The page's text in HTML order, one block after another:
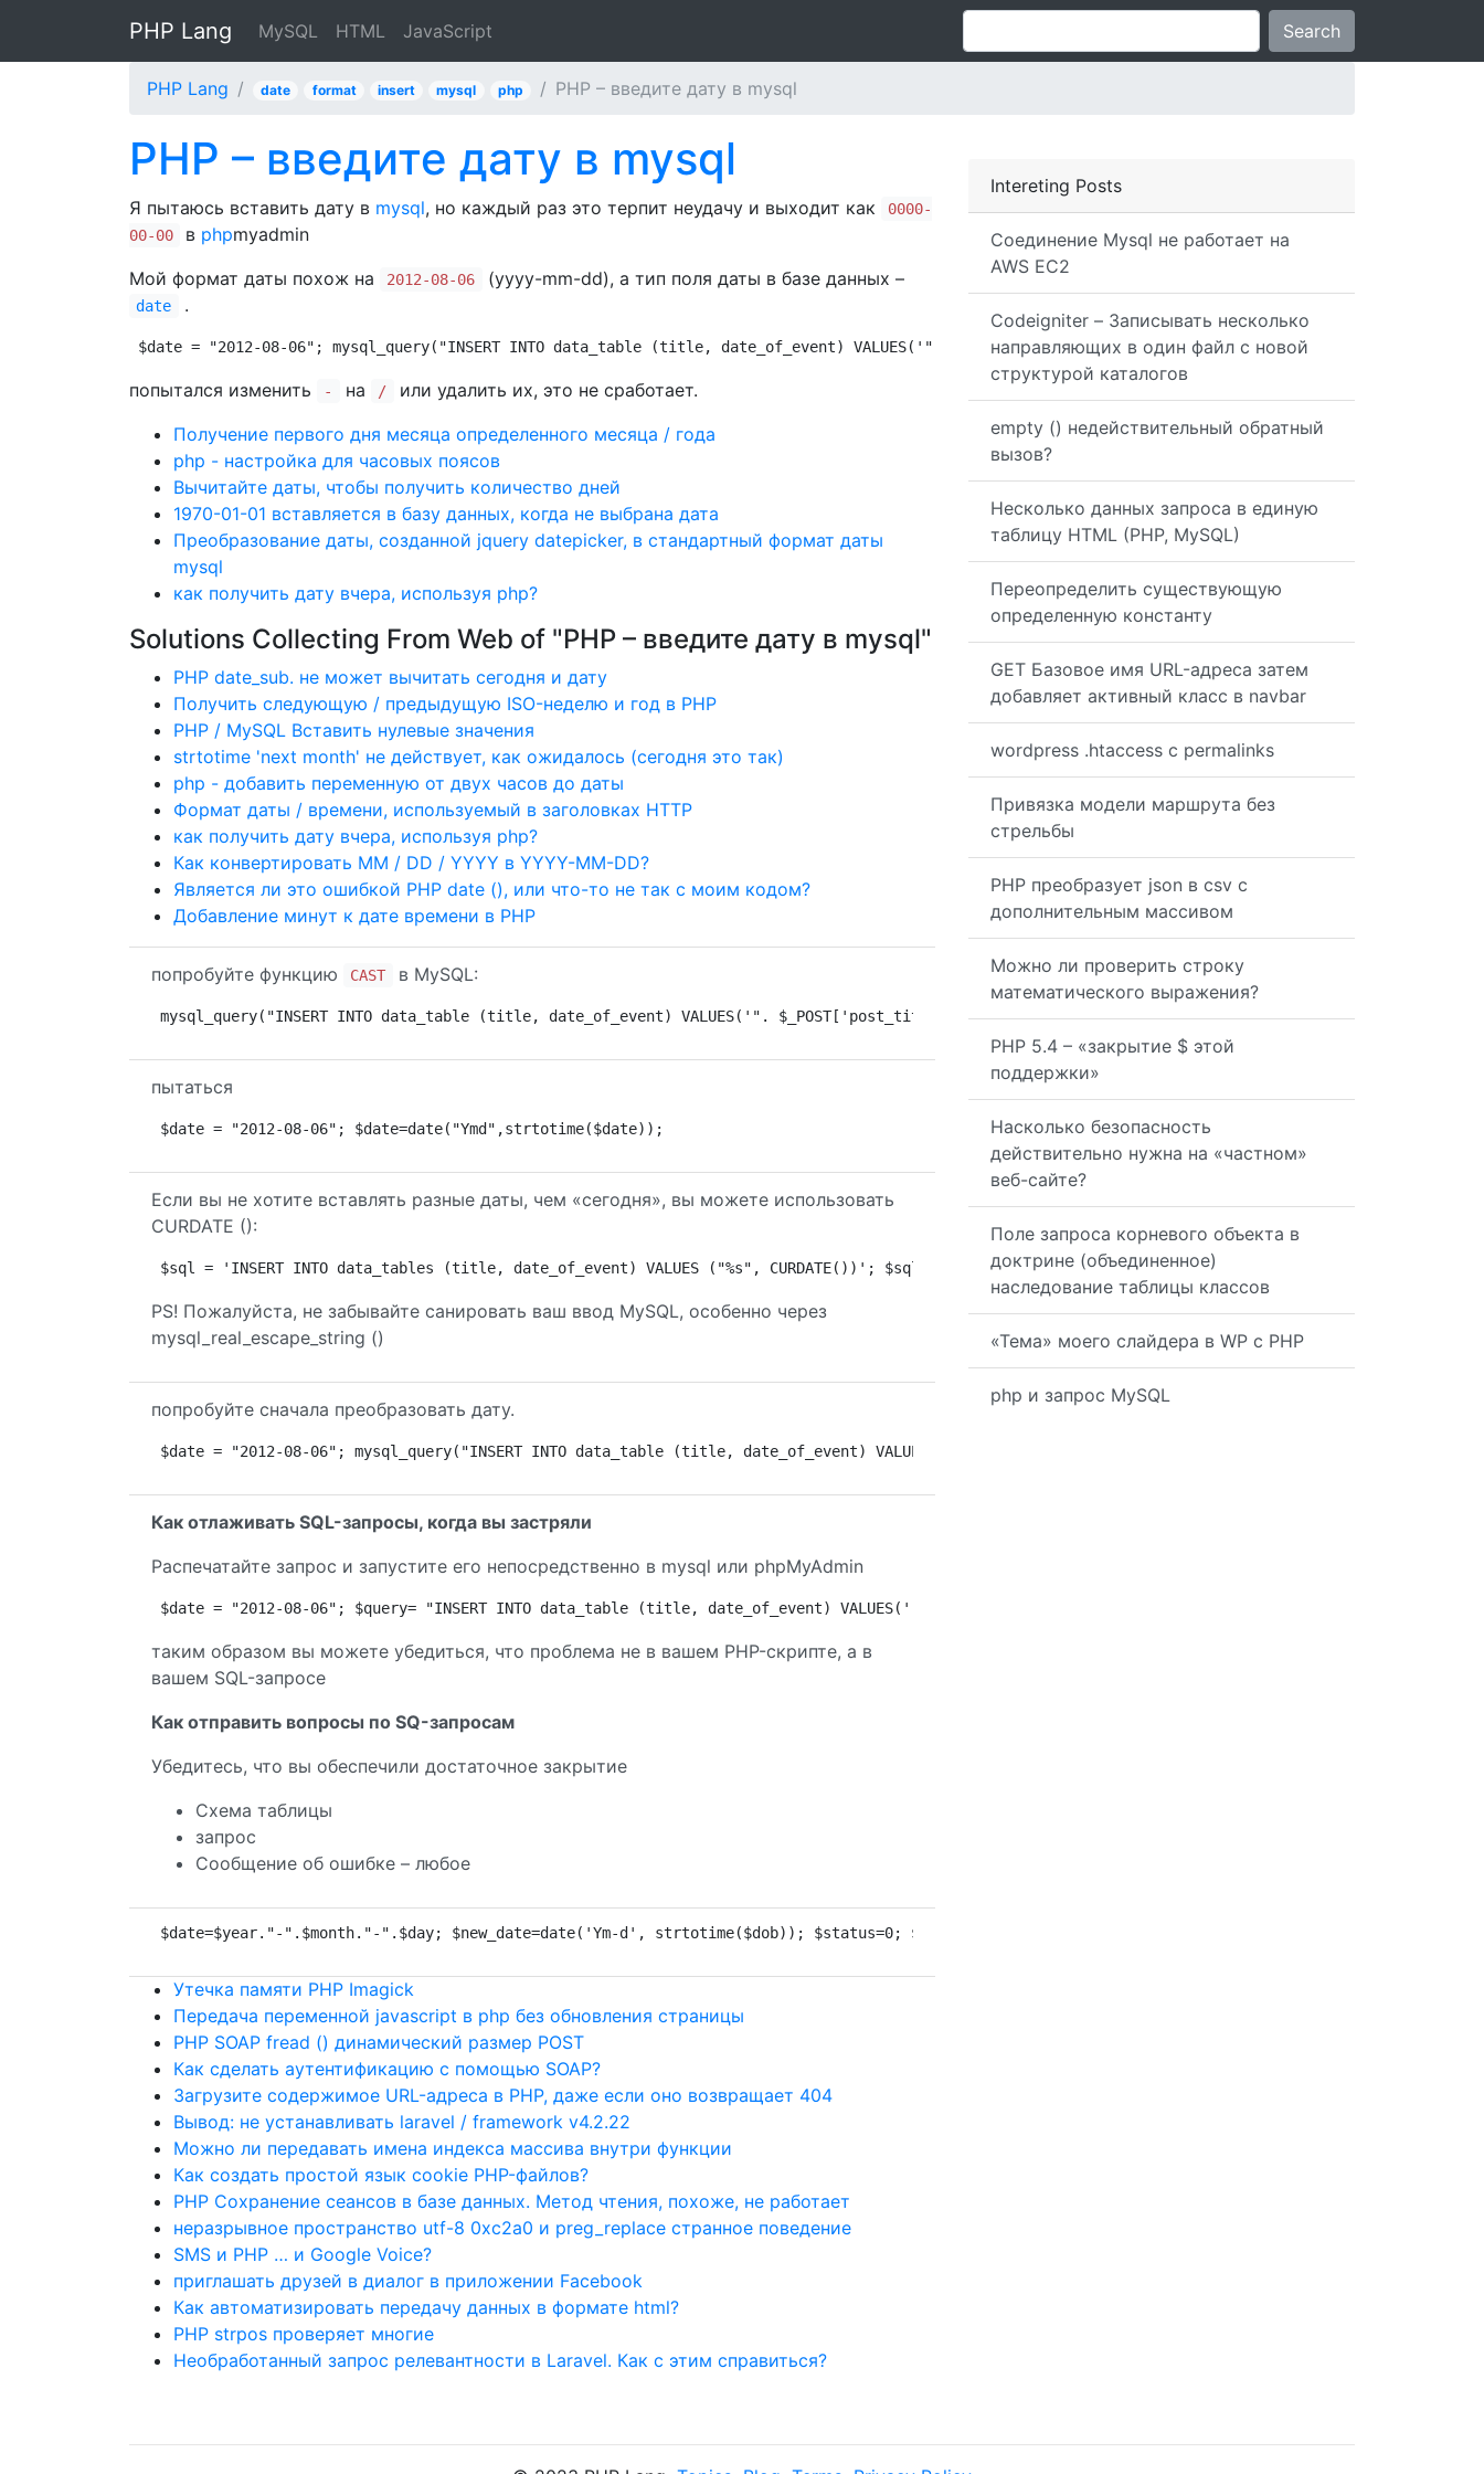
PHP Lang MySQL HTML JavaScript Search
PHP Lang date format insert mysql php PHP – введите дату в mysql
Intereting Posts
Соединение Mysql не работает на
AWS EC2
Codeigniter – Записывать несколько
направляющих в один файл с новой
структурой каталогов
empty () недействительный обратный
вызов?
Несколько данных запроса в единую
таблицу HTML (PHP, MySQL)
Переопределить существующую
определенную константу
GET Базовое имя URL-адреса затем
добавляет активный класс в navbar
wordpress .htaccess с permalinks
Привязка модели маршрута без
стрельбы
PHP преобразует json в csv с
дополнительным массивом
Можно ли проверить строку
математического выражения?
PHP 5.4 – «закрытие $ этой
поддержки»
Насколько безопасность
действительно нужна на «частном»
веб-сайте?
Поле запроса корневого объекта в
доктрине (объединенное)
наследование таблицы классов
«Тема» моего слайдера в WP с PHP
php и запрос MySQL
PHP – введите дату в mysql
Я пытаюсь вставить дату в mysql, но каждый раз это терпит неудачу и выходит как
0000-
00-00
в phpmyadmin
Мой формат даты похож на
2012-08-06 (yyyy-mm-dd), а тип поля даты в базе данных –
date .
$date = "2012-08-06"; mysql_query("INSERT INTO data_table (title, date_of_event) VALUES('". $_POST['post_title'] ."', '". $date ."')") or
попытался изменить - на /
или удалить их, это не сработает.
Получение первого дня месяца определенного месяца / года
php - настройка для часовых поясов
Вычитайте даты, чтобы получить количество дней
1970-01-01 вставляется в базу данных, когда не выбрана дата
Преобразование даты, созданной jquery datepicker, в стандартный формат даты
mysql
как получить дату вчера, используя php?
Solutions Collecting From Web of "PHP – введите дату в mysql"
PHP date_sub. не может вычитать сегодня и дату
Получить следующую / предыдущую ISO-неделю и год в PHP
PHP / MySQL Вставить нулевые значения
strtotime 'next month' не действует, как ожидалось (сегодня это так)
php - добавить переменную от двух часов до даты
Формат даты / времени, используемый в заголовках HTTP
как получить дату вчера, используя php?
Как конвертировать MM / DD / YYYY в YYYY-MM-DD?
Является ли это ошибкой PHP date (), или что-то не так с моим кодом?
Добавление минут к дате времени в PHP
попробуйте функцию CAST в MySQL:
mysql_query("INSERT INTO data_table (title, date_of_event) VALUES('". $_POST['post_title'] ."', CAST('". $date ."' AS DATE))") or die(mysql_error());
пытаться
$date = "2012-08-06"; $date=date("Ymd",strtotime($date));
Если вы не хотите вставлять разные даты, чем «сегодня», вы можете использовать
CURDATE ():
$sql = 'INSERT INTO data_tables (title, date_of_event) VALUES ("%s", CURDATE())'; $sql = sprintf ($sql, $_POST['post_title']);
PS! Пожалуйста, не забывайте санировать ваш ввод MySQL, особенно через
mysql_real_escape_string ()
попробуйте сначала преобразовать дату.
$date = "2012-08-06"; mysql_query("INSERT INTO data_table (title, date_of_event) VALUES('" . $_POST['post_title'] . "', '" . $date . "')") or
Как отлаживать SQL-запросы, когда вы застряли
Распечатайте запрос и запустите его непосредственно в mysql или phpMyAdmin
$date = "2012-08-06"; $query= "INSERT INTO data_table (title, date_of_event) VALUES('". $_POST['post_title'] ."', '". $date ."')"; echo $query;
таким образом вы можете убедиться, что проблема не в вашем PHP-скрипте, а в
вашем SQL-запросе
Как отправить вопросы по SQ-запросам
Убедитесь, что вы обеспечили достаточное закрытие
Схема таблицы
запрос
Сообщение об ошибке – любое
$date=$year."-".$month."-".$day; $new_date=date('Ym-d', strtotime($dob)); $status=0; $insert_date = date("Ymd H:i:s"); $latest_insert_id=0;
Утечка памяти PHP Imagick
Передача переменной javascript в php без обновления страницы
PHP SOAP fread () динамический размер POST
Как сделать аутентификацию с помощью SOAP?
Загрузите содержимое URL-адреса в PHP, даже если оно возвращает 404
Вывод: не устанавливать laravel / framework v4.2.22
Можно ли передавать имена индекса массива внутри функции
Как создать простой язык cookie PHP-файлов?
PHP Сохранение сеансов в базе данных. Метод чтения, похоже, не работает
неразрывное пространство utf-8 0xc2a0 и preg_replace странное поведение
SMS и PHP … и Google Voice?
приглашать друзей в диалог в приложении Facebook
Как автоматизировать передачу данных в формате html?
PHP strpos проверяет многие
Необработанный запрос релевантности в Laravel. Как с этим справиться?